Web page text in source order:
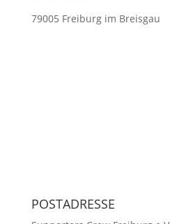
79005 Freiburg im Breisgau
POSTADRESSE